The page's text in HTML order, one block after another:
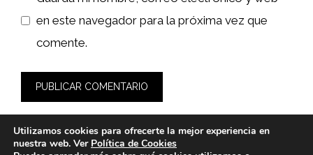
en este navegador para la próxima vez que
comente.
Utilizamos cookies para ofrecerte la mejor experiencia en
nuestra web. Ver Política de Cookies